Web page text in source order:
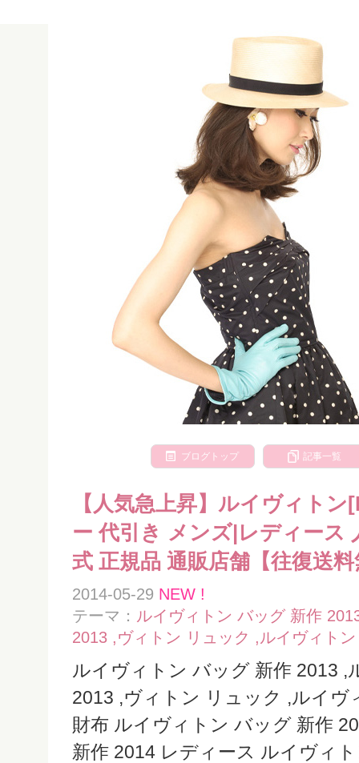
ブログトップ 記事一覧
【人気急上昇】ルイヴィト
ー 代引き メンズ|レディース
式 正規品 通販店舗【往復送
2014-05-29 NEW !
テーマ： ルイヴィトン バッグ 新作
2013 ,ヴィトン リュック ,ルイヴィト
ルイヴィトン バッグ 新作 2013 ,
2013 ,ヴィトン リュック ,ルイヴ
財布 ルイヴィトン バッグ 新作
新作 2014 レディース ルイヴィ